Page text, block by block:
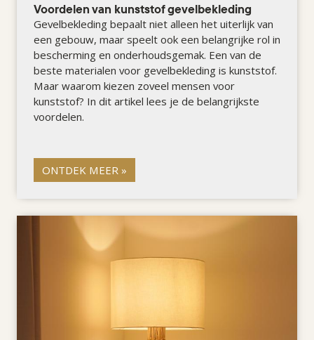
Voordelen van kunststof gevelbekleding
Gevelbekleding bepaalt niet alleen het uiterlijk van
een gebouw, maar speelt ook een belangrijke rol in
bescherming en onderhoudsgemak. Een van de
beste materialen voor gevelbekleding is kunststof.
Maar waarom kiezen zoveel mensen voor
kunststof? In dit artikel lees je de belangrijkste
voordelen.
ONTDEK MEER »